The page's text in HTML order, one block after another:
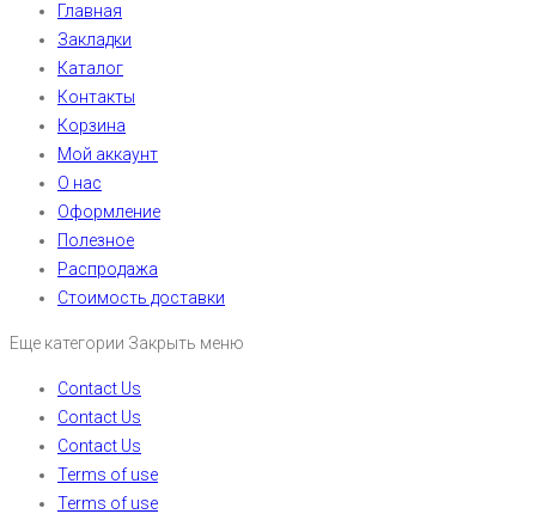
Главная
Закладки
Каталог
Контакты
Корзина
Мой аккаунт
О нас
Оформление
Полезное
Распродажа
Стоимость доставки
Еще категории Закрыть меню
Contact Us
Contact Us
Contact Us
Terms of use
Terms of use